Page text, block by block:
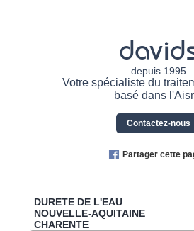
depuis 1995
Votre spécialiste du
basé dans
Contactez-nous
Partager cette
DURETE DE L'EAU
NOUVELLE-AQUITAINE
CHARENTE